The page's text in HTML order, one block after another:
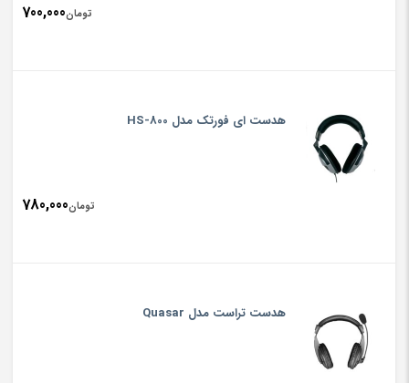
تومان700,000
هدست ای فورتک مدل HS-800
تومان780,000
هدست تراست مدل Quasar